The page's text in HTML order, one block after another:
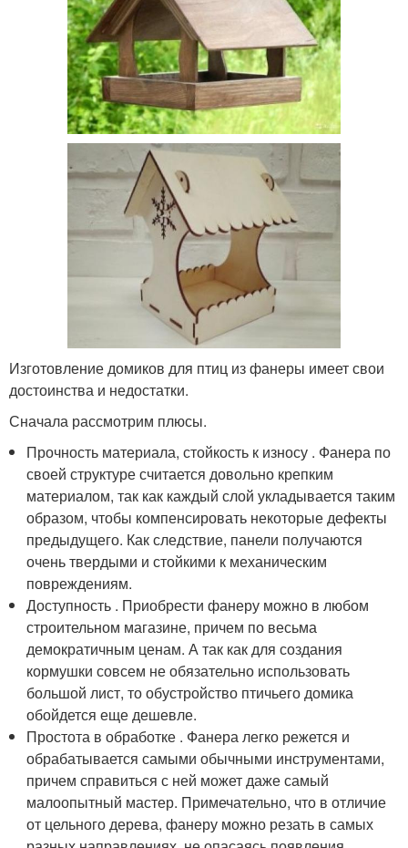
Изготовление домиков для птиц из фанеры имеет свои
достоинства и недостатки.
Сначала рассмотрим плюсы.
Прочность материала, стойкость к износу . Фанера по
своей структуре считается довольно крепким
материалом, так как каждый слой укладывается таким
образом, чтобы компенсировать некоторые дефекты
предыдущего. Как следствие, панели получаются
очень твердыми и стойкими к механическим
повреждениям.
Доступность . Приобрести фанеру можно в любом
строительном магазине, причем по весьма
демократичным ценам. А так как для создания
кормушки совсем не обязательно использовать
большой лист, то обустройство птичьего домика
обойдется еще дешевле.
Простота в обработке . Фанера легко режется и
обрабатывается самыми обычными инструментами,
причем справиться с ней может даже самый
малоопытный мастер. Примечательно, что в отличие
от цельного дерева, фанеру можно резать в самых